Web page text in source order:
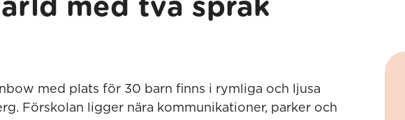
med två språk
med plats för 30 barn finns i rymliga och ljusa
Förskolan ligger nära kommunikationer, parker och